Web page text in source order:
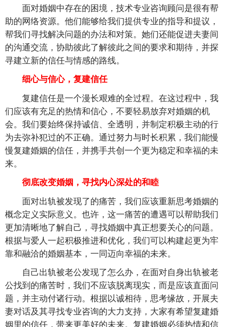
面对婚姻中存在的困境，技术专业咨询顾问是很有帮
助的网络资源。他们能够给我们提供专业的指导和提议，
帮我们寻找解决问题的办法和对策。她们还能促进夫妻间
的沟通交流，协助彼此了解彼此之间的要求和期待，并探
寻建立新的信任与情感的路线。
细心与信心，复建信任
复建信任是一个漫长艰难的全过程。在这过程中，我
们应该有充足的热情和信心，不要轻易放弃对婚姻的机
会。我们要始终保持诚信、全透明，并制定积极主动的行
为去弥补犯过的不正确。通过努力与时长积累，我们能慢
慢复建婚姻的信任，并携手共创一个更为稳定和幸福的未
来。
彻底改变婚姻，寻找内心深处的和睦
面对出轨被发现了的痛苦，我们应该重新思考婚姻的
概念定义实际意义。也许，这一痛苦的遭遇可以帮助我们
更加清晰地了解自己，寻找婚姻中真正想要关心的问题。
根据与爱人一起积极推进和优化，我们可以构建起更为牢
靠和融洽的婚姻基本，一同迈向幸福的未来。
自己出轨被老公发现了怎么办，在面对自身出轨被老
公找到的痛苦时，我们不应该脱离现实，而是应该直面问
题，并主动付诸行动。根据以诚相待，思考缘故，开展夫
妻对话及其寻找专业咨询的大力支持，大家有希望复建婚
姻里的信任，带来更美好的未来。复建婚姻必须热情和信